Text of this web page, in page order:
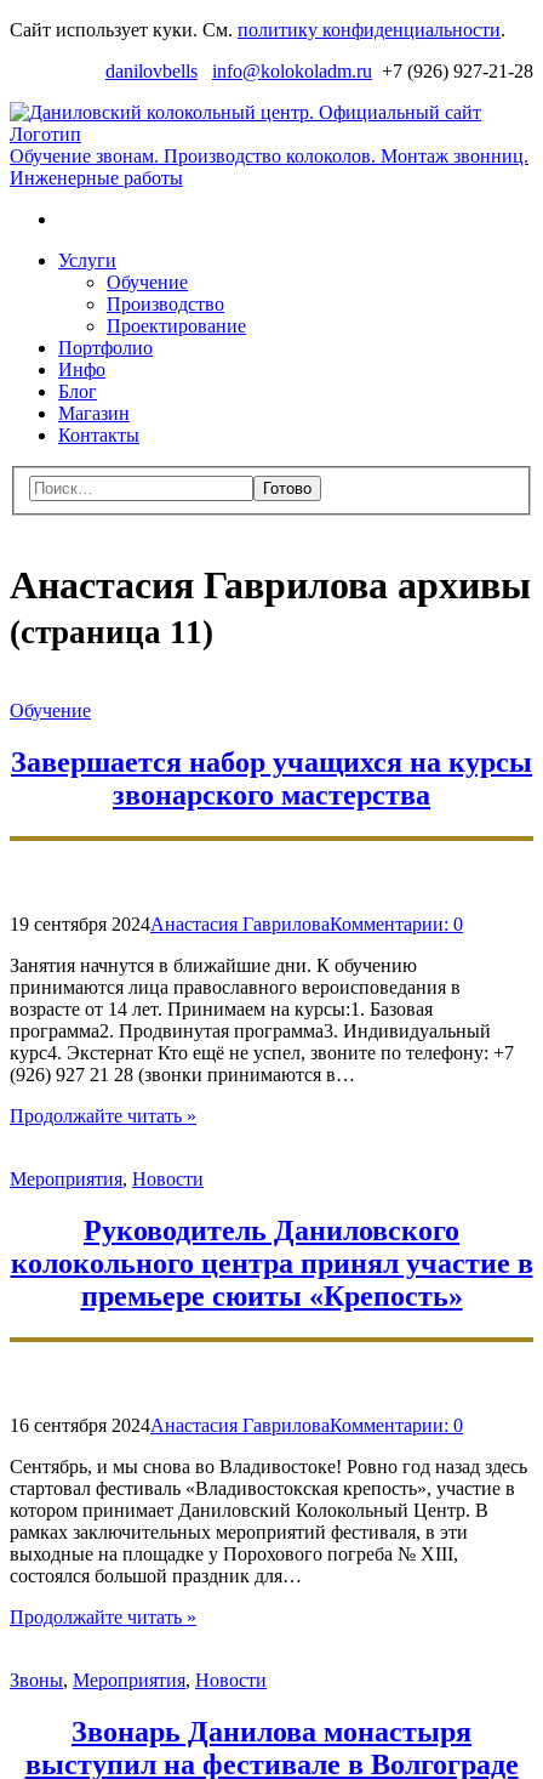
Перейти
Сайт использует куки. См. политику конфиденциальности.
danilovbells
info@kolokoladm.ru +7 (926) 927-21-28
Обучение звонам. Производство колоколов. Монтаж звонниц.
Инженерные работы
Перейти
содержимому
Услуги
Обучение
Производство
Проектирование
Портфолио
Инфо
Блог
Магазин
Контакты
Меню
Поиск:
поиска
Анастасия Гаврилова архивы
(страница 11)
Обучение
Завершается набор учащихся на курсы
звонарского мастерства
19 сентября 2024Анастасия ГавриловаКомментарии: 0
Занятия начнутся в ближайшие дни. К обучению
принимаются лица православного вероисповедания в
возрасте от 14 лет. Принимаем на курсы:1. Базовая
программа2. Продвинутая программа3. Индивидуальный
курс4. Экстернат Кто ещё не успел, звоните по телефону: +7
(926) 927 21 28 (звонки принимаются в…
Продолжайте читать "Завершается
на
звонарского
мастерства"
»
Мероприятия, Новости
Руководитель Даниловского
колокольного центра принял участие в
премьере сюиты «Крепость»
16 сентября 2024Анастасия ГавриловаКомментарии: 0
Сентябрь, и мы снова во Владивостоке! Ровно год назад здесь
стартовал фестиваль «Владивостокская крепость», участие в
котором принимает Даниловский Колокольный Центр. В
рамках заключительных мероприятий фестиваля, в эти
выходные на площадке у Порохового погреба № XIII,
состоялся большой праздник для…
Продолжайте читать "Руководитель
центра
участие
в
премьере
»
Звоны, Мероприятия, Новости
Звонарь Данилова монастыря
выступил на фестивале в Волгограде